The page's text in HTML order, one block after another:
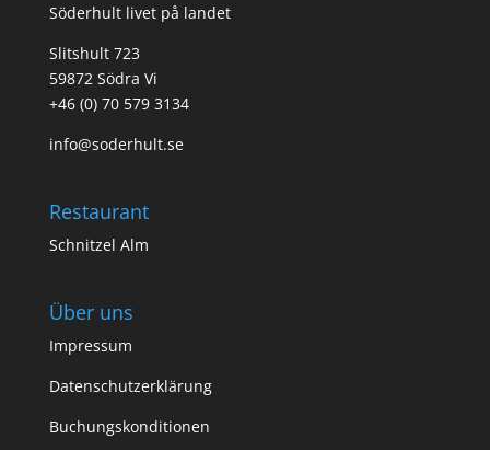
Söderhult livet på landet
Slitshult 723
59872 Södra Vi
+46 (0) 70 579 3134
info@soderhult.se
Restaurant
Schnitzel Alm
Über uns
Impressum
Datenschutzerklärung
Buchungskonditionen